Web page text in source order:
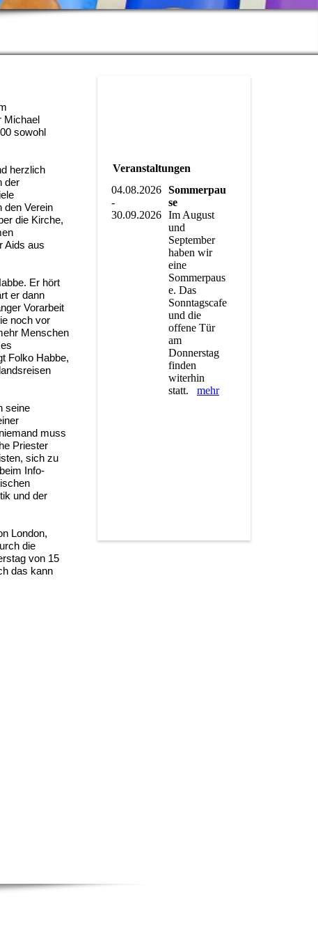
Michael
sowohl
herzlich
der
den Verein
die Kirche,
Aids aus
Er hört
er dann
Vorarbeit
noch vor
Menschen
Folko Habbe,
seine
muss
Priester
sich zu
Info-
und der
London,
die
von 15
das kann
Veranstaltungen
04.08.2026
-
30.09.2026
Sommerpau
se
Im August
und
September
haben wir
eine
Sommerpaus
e. Das
Sonntagscafe
und die
offene Tür
am
Donnerstag
finden
witerhin
statt. mehr